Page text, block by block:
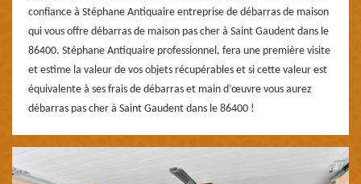
confiance à Stéphane Antiquaire entreprise de débarras de maison
qui vous offre débarras de maison pas cher à Saint Gaudent dans le
86400. Stéphane Antiquaire professionnel, fera une première visite
et estime la valeur de vos objets récupérables et si cette valeur est
équivalente à ses frais de débarras et main d’œuvre vous aurez
débarras pas cher à Saint Gaudent dans le 86400 !